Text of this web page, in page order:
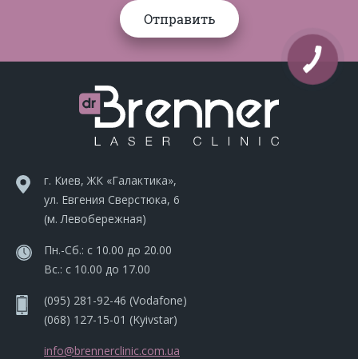
г. Киев, ЖК «Галактика»,
ул. Евгения Сверстюка, 6
(м. Левобережная)
Пн.-Сб.: с 10.00 до 20.00
Вс.: с 10.00 до 17.00
(095) 281-92-46 (Vodafone)
(068) 127-15-01 (Kyivstar)
info@brennerclinic.com.ua